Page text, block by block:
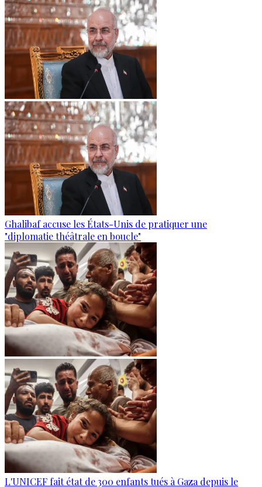
Ghalibaf accuse les États-Unis de pratiquer une
"diplomatie théâtrale en boucle"
L'UNICEF fait état de 300 enfants tués à Gaza depuis le